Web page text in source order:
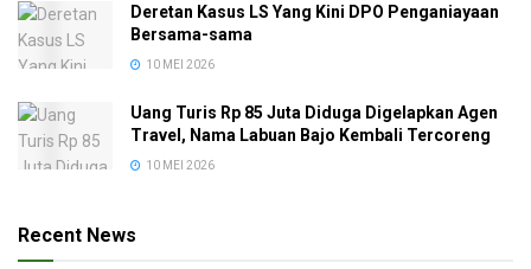
Deretan Kasus LS Yang Kini DPO Penganiayaan
Bersama-sama
10 MEI 2026
Uang Turis Rp 85 Juta Diduga Digelapkan Agen
Travel, Nama Labuan Bajo Kembali Tercoreng
10 MEI 2026
Recent News